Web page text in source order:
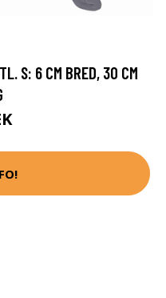
S: 6 CM BRED, 30 CM